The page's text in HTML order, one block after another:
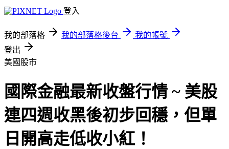
登入
我的部落格 我的部落格後台
我的帳號
登出
美國股市
國際金融最新收盤行情 ~ 美股
連四週收黑後初步回穩，但單
日開高走低收小紅！